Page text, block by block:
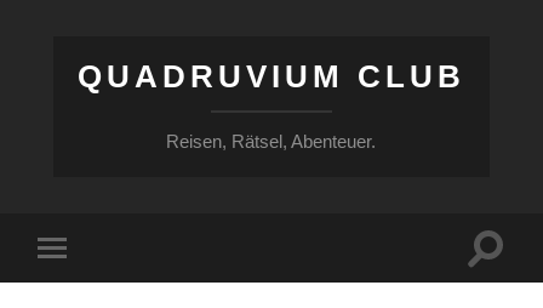
QUADRUVIUM CLUB
Reisen, Rätsel, Abenteuer.
Menü